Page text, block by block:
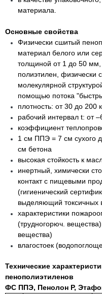
материала.
Основные свойства
Физически сшитый
материал белого или
толщиной от 1 до 50 мм,
полиэтилен, физически
молекулярной
помощью потока
плотность: от 30 до 200
рабочий интервал t: от
коэффициент
1 см ППЭ = 7 см сухого
см бетона
высокая стойкость к
инертный, химически
контакт с пищевыми
(гигиенический
выделяющий токсичных
характеристики
(трудногорюч.
вещества)
влагостоек
Технические
пенополиэтиленов
ФС ППЭ, Пенолон Р,